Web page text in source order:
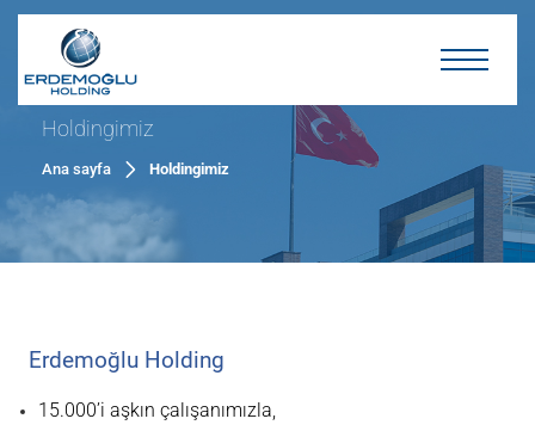
Holdingimiz
Ana sayfa Holdingimiz
Erdemoğlu Holding
15.000’i aşkın çalışanımızla,